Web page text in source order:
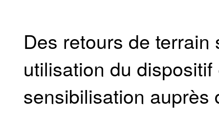
Des retours de
utilisation du
sensibilisation auprès